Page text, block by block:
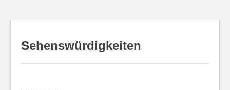
Sehenswürdigkeiten